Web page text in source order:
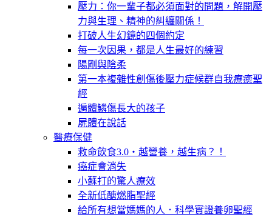
壓力：你一輩子都必須面對的問題，解開壓
力與生理、精神的糾纏關係！
打破人生幻鏡的四個約定
每一次因果，都是人生最好的練習
陽剛與陰柔
第一本複雜性創傷後壓力症候群自我療癒聖
經
遍體鱗傷長大的孩子
屍體在說話
醫療保健
救命飲食3.0‧越營養，越生病？！
癌症會消失
小蘇打的驚人療效
全新低醣燃脂聖經
給所有想當媽媽的人．科學實證養卵聖經